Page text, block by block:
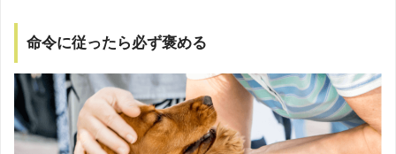
命令に従ったら必ず褒める